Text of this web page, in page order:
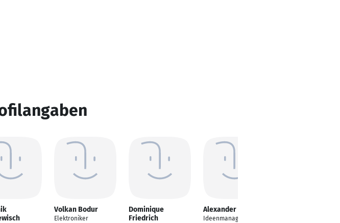
Volkan Bodur
Elektroniker
Dominique
Friedrich
Alexander Pütz
Ideenmanager